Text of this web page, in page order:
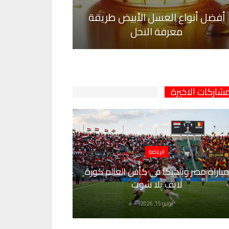
أفضل أنواع العسل الأبيض طريقة
معرفة النحل
الاخيرة
الرياضة
مباراة مصر وبلجيكا في كأس العالم كورة
لايف يلا شوت
يونيو 15, 2026